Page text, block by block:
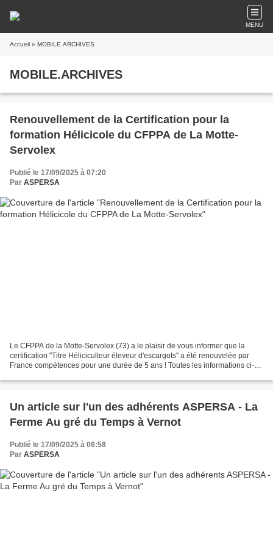
MENU
Accueil » MOBILE.ARCHIVES
MOBILE.ARCHIVES
Renouvellement de la Certification pour la
formation Hélicicole du CFPPA de La Motte-
Servolex
Publié le 17/09/2025 à 07:20
Par ASPERSA
Le CFPPA de la Motte-Servolex (73) a le plaisir de vous informer que la
certification "Titre Héliciculteur éleveur d'escargots" a été renouvelée par
France compétences pour une durée de 5 ans ! Toutes les informations ci-
Un article sur l'un des adhérents ASPERSA - La
Ferme Au gré du Temps à Vernot
Publié le 17/09/2025 à 06:58
Par ASPERSA